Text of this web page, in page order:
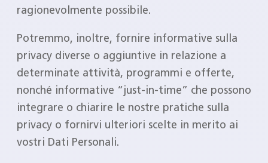
ragionevolmente possibile.
Potremmo, inoltre, fornire informative sulla
privacy diverse o aggiuntive in relazione a
determinate attività, programmi e offerte,
nonché informative “just-in-time” che possono
integrare o chiarire le nostre pratiche sulla
privacy o fornirvi ulteriori scelte in merito ai
vostri Dati Personali.